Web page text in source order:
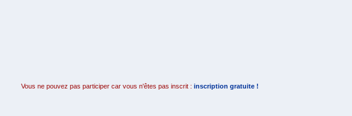
Vous ne pouvez pas participer car vous n'êtes pas inscrit : inscription gratuite !